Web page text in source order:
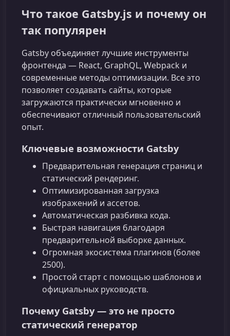
Что такое Gatsby.js и почему он
так популярен
Gatsby объединяет лучшие инструменты
фронтенда — React, GraphQL, Webpack и
современные методы оптимизации. Все это
позволяет создавать сайты, которые
загружаются практически мгновенно и
обеспечивают отличный пользовательский
опыт.
Ключевые возможности Gatsby
Предварительная генерация страниц и
статический рендеринг.
Оптимизированная загрузка
изображений и ассетов.
Автоматическая разбивка кода.
Быстрая навигация благодаря
предварительной выборке данных.
Огромная экосистема плагинов (более
2500).
Простой старт с помощью шаблонов и
официальных руководств.
Почему Gatsby — это не просто
статический генератор